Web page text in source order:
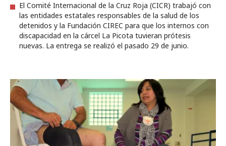
El Comité Internacional de la Cruz Roja (CICR) trabajó con
las entidades estatales responsables de la salud de los
detenidos y la Fundación CIREC para que los internos con
discapacidad en la cárcel La Picota tuvieran prótesis
nuevas. La entrega se realizó el pasado 29 de junio.